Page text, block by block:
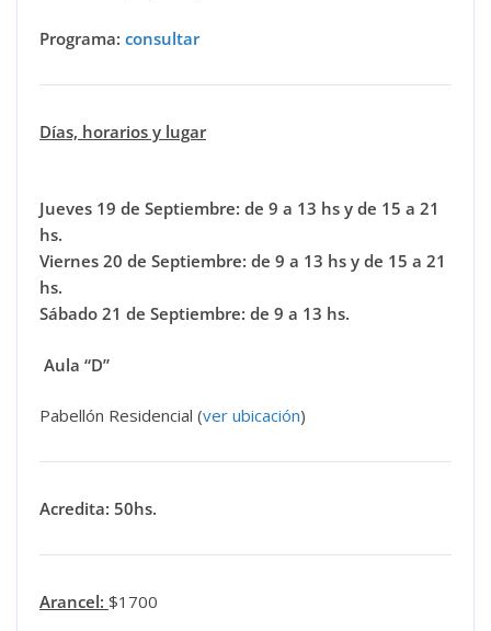
Programa: consultar
Días, horarios y lugar
Jueves 19 de Septiembre: de 9 a 13 hs y de 15 a 21
hs.
Viernes 20 de Septiembre: de 9 a 13 hs y de 15 a 21
hs.
Sábado 21 de Septiembre: de 9 a 13 hs.
Aula “D”
Pabellón Residencial (ver ubicación)
Acredita: 50hs.
Arancel: $1700